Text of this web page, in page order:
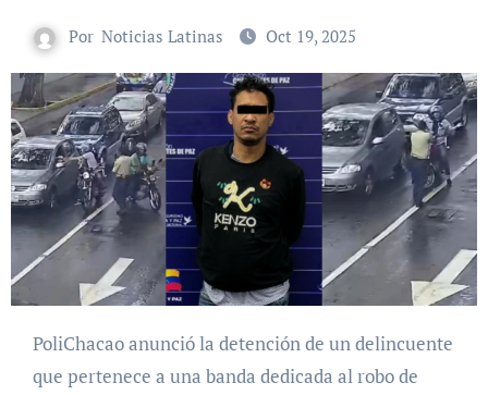
Por Noticias Latinas Oct 19, 2025
PoliChacao anunció la detención de un delincuente
que pertenece a una banda dedicada al robo de